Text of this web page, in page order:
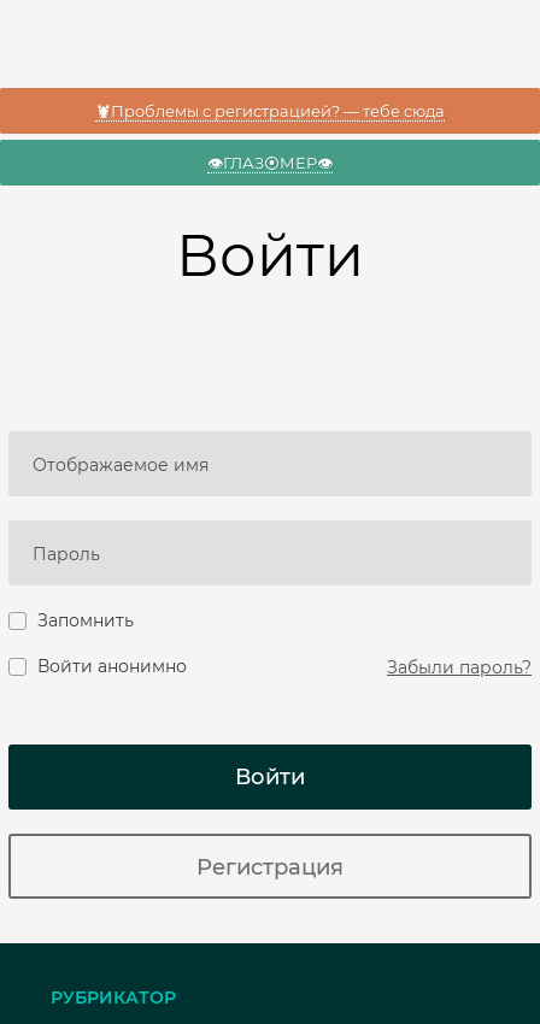
🦞Проблемы с регистрацией? — тебе сюда
👁️ГЛАЗ⦿МЕР👁️
Войти
Запомнить
Войти анонимно Забыли пароль?
Войти
Регистрация
РУБРИКАТОР